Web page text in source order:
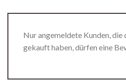
Nur angemeldete Kunden, die
gekauft haben, dürfen eine